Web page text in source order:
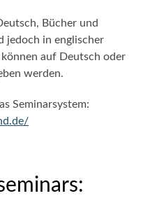
Bücher und
jedoch in englischer
auf Deutsch oder
werden.
Seminarsystem: